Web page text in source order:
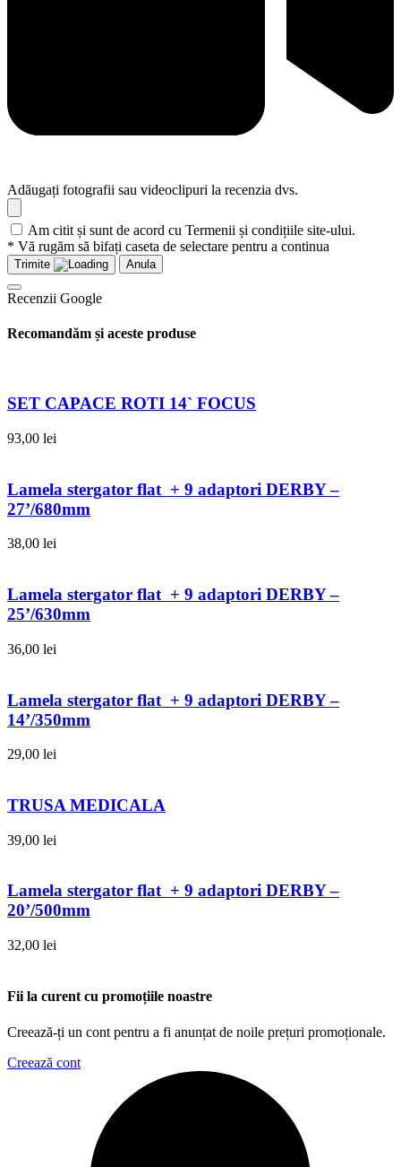
Adăugați fotografii sau videoclipuri la recenzia dvs.
Am citit și sunt de acord cu Termenii și condițiile site-ului.
* Vă rugăm să bifați caseta de selectare pentru a continua
Trimite Anula
Recenzii Google
Recomandăm și aceste produse
SET CAPACE ROTI 14` FOCUS
93,00 lei
Lamela stergator flat + 9 adaptori DERBY –
27’/680mm
38,00 lei
Lamela stergator flat + 9 adaptori DERBY –
25’/630mm
36,00 lei
Lamela stergator flat + 9 adaptori DERBY –
14’/350mm
29,00 lei
TRUSA MEDICALA
39,00 lei
Lamela stergator flat + 9 adaptori DERBY –
20’/500mm
32,00 lei
Fii la curent cu promoțiile noastre
Creează-ți un cont pentru a fi anunțat de noile prețuri promoționale.
Creează cont